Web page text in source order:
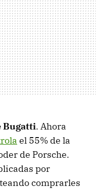
Bugatti. Ahora
el 55% de la
de Porsche.
por
comprarles